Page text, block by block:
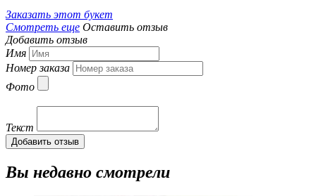
Заказать этот букет
Смотреть еще Оставить отзыв
Добавить отзыв
Имя
Номер заказа
Фото
Текст
Добавить отзыв
Вы недавно смотрели